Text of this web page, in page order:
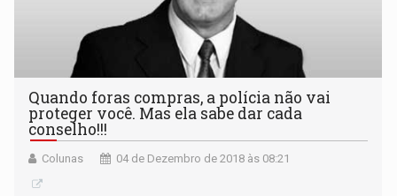
Quando foras compras, a polícia não vai
proteger você. Mas ela sabe dar cada
conselho!!!
Colunas 04 de Dezembro de 2018 às 08:21